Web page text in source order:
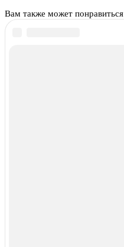
Вам также может понравиться